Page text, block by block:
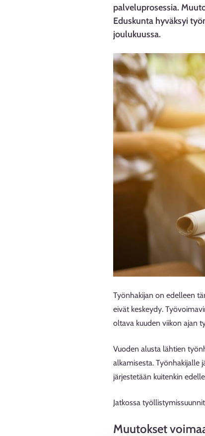
palveluprosessia.
Eduskunta hyväksyi
joulukuussa.
Työnhakijan on edelleen
eivät keskeydy.
oltava kuuden viikon ajan
Vuoden alusta lähtien
alkamisesta. Työnhakijalle
järjestetään kuitenkin
Jatkossa
Muutokset